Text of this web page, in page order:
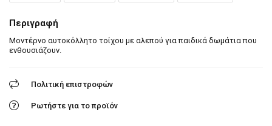
Περιγραφή
Μοντέρνο αυτοκόλλητο τοίχου με αλεπού για παιδικά δωμάτια που
ενθουσιάζουν.
Πολιτική επιστροφών
Ρωτήστε για το προϊόν